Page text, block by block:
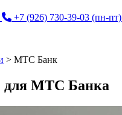
+7 (926) 730-39-03 (пн-пт)
> МТС Банк
для МТС Банка